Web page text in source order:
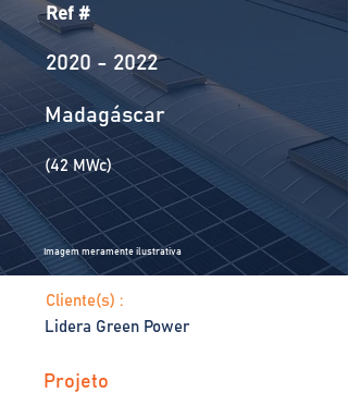
Ref #
2020 - 2022
Madagáscar
(42 MWc)
Imagem meramente ilustrativa
Cliente(s) :
Lidera Green Power
Projeto